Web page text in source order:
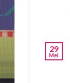
29
Mei